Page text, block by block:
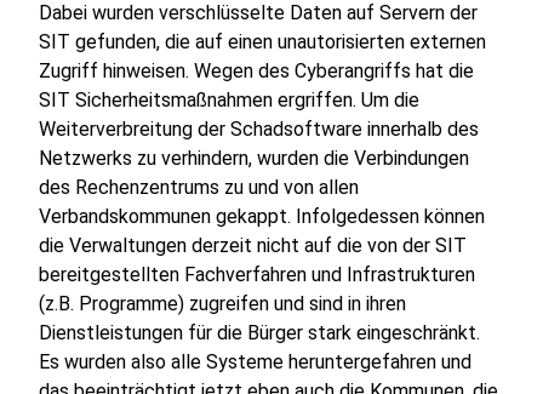
Dabei wurden verschlüsselte Daten auf Servern der
SIT gefunden, die auf einen unautorisierten externen
Zugriff hinweisen. Wegen des Cyberangriffs hat die
SIT Sicherheitsmaßnahmen ergriffen. Um die
Weiterverbreitung der Schadsoftware innerhalb des
Netzwerks zu verhindern, wurden die Verbindungen
des Rechenzentrums zu und von allen
Verbandskommunen gekappt. Infolgedessen können
die Verwaltungen derzeit nicht auf die von der SIT
bereitgestellten Fachverfahren und Infrastrukturen
(z.B. Programme) zugreifen und sind in ihren
Dienstleistungen für die Bürger stark eingeschränkt.
Es wurden also alle Systeme heruntergefahren und